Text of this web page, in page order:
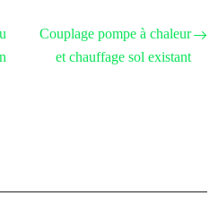
Couplage pompe à chaleur
et chauffage sol existant